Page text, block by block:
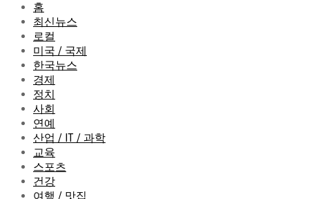
홈
최신뉴스
로컬
미국 / 국제
한국뉴스
경제
정치
사회
연예
산업 / IT / 과학
교육
스포츠
건강
여행 / 맛집